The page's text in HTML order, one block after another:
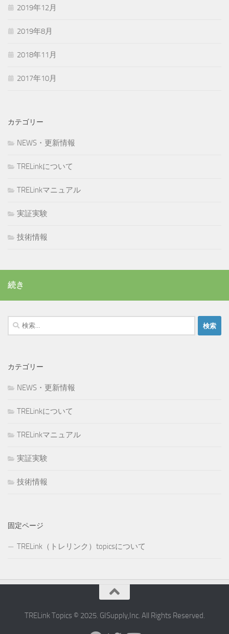
2019年12月
2019年8月
2018年11月
2017年10月
カテゴリー
NEWS・更新情報
TRELinkについて
TRELinkマニュアル
実証実験
技術情報
続き
検
索:
カテゴリー
NEWS・更新情報
TRELinkについて
TRELinkマニュアル
実証実験
技術情報
固定ページ
TRELink（トレリンク）topicsについて
TRELink Topics © 2025. GISupply,Inc. All Rights Reserved.